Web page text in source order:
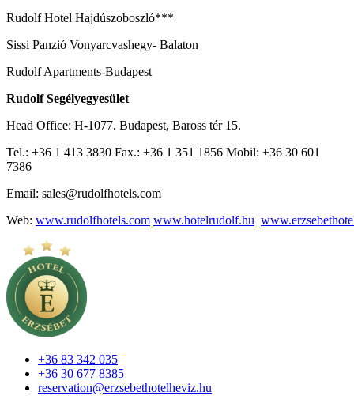
Rudolf Hotel Hajdúszoboszló***
Sissi Panzió Vonyarcvashegy- Balaton
Rudolf Apartments-Budapest
Rudolf Segélyegyesület
Head Office: H-1077. Budapest, Baross tér 15.
Tel.: +36 1 413 3830 Fax.: +36 1 351 1856 Mobil: +36 30 601
7386
Email: sales@rudolfhotels.com
Web: www.rudolfhotels.com www.hotelrudolf.hu
+36 83 342 035
+36 30 677 8385
reservation@erzsebethotelheviz.hu